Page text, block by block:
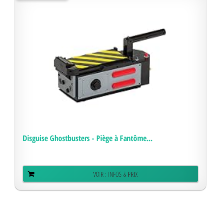
Disguise Ghostbusters - Piège à Fantôme...
VOIR : INFOS & PRIX